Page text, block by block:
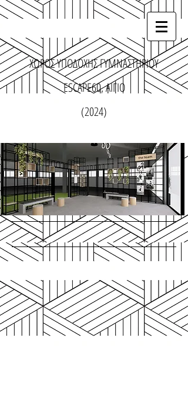
ΧΩΡΟΣ ΥΠΟΔΟΧΗΣ ΓΥΜΝΑΣΤΗΡΙΟΥ
ESCAPE60, ΑΙΓΙΟ
(2024)